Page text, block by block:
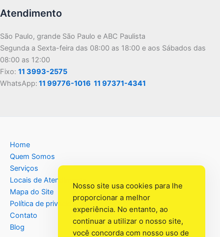
Atendimento
São Paulo, grande São Paulo e ABC Paulista
Segunda a Sexta-feira das 08:00 as 18:00 e aos Sábados das
08:00 as 12:00
Fixo: 11 3993-2575
WhatsApp: 11 99776-1016 11 97371-4341
Home
Quem Somos
Serviços
Locais de Atendimento
Mapa do Site
Política de privacidade
Contato
Blog
Nosso site usa cookies para lhe
proporcionar a melhor
experiência. No entanto, ao
continuar a utilizar o nosso site,
você concorda com nosso uso de